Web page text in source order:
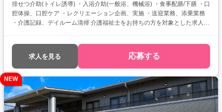
排せつ介助(トイレ誘導) ・入浴介助(一般浴、機械浴) ・食事配膳/下膳 ・口
腔体操、口腔ケア ・レクリエーション企画、実施 ・送迎業務、添乗業務
・介護記録、デイルーム清掃 介護福祉士をお持ちの方を対象とした求人で
ップ (幅広20代～60代活躍中の職場でコミュニケーション力を磨きたい)
求人を見る 応募する
NEW